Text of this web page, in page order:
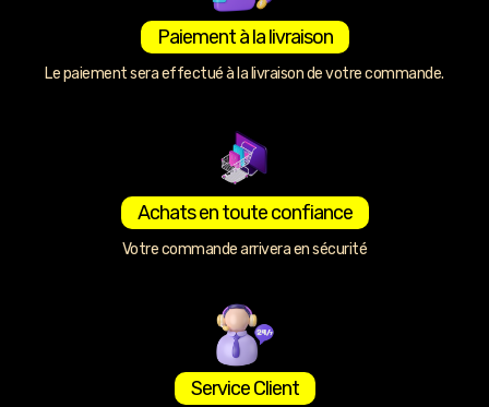
Paiement à la livraison
Le paiement sera effectué à la livraison de votre commande.
Achats en toute confiance
Votre commande arrivera en sécurité
Service Client